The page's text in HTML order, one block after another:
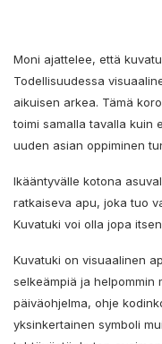
Moni ajattelee, että
Todellisuudessa
aikuisen arkea. Tämä
toimi samalla tavalla kuin
uuden asian oppiminen
Ikääntyvälle kotona
ratkaiseva apu, joka tuo
Kuvatuki voi olla jopa
Kuvatuki on visuaalinen
selkeämpiä ja helpommin
päiväohjelma, ohje
yksinkertainen symboli